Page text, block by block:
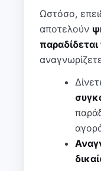
Ωστόσο,
αποτελούν